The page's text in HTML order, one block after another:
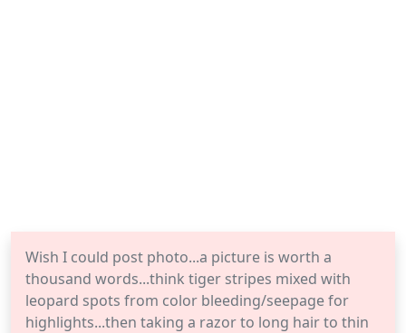
Wish I could post photo...a picture is worth a
thousand words...think tiger stripes mixed with
leopard spots from color bleeding/seepage for
highlights...then taking a razor to long hair to thin